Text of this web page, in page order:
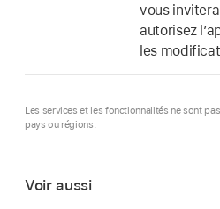
vous
autorisez
les
Les services et les fonctionnalités ne sont
pays ou régions.
Voir aussi